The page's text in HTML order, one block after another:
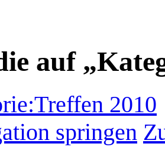
auf
2010
springen